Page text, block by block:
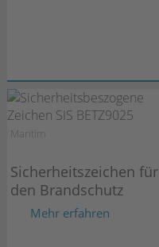
Maritim
Sicherheitszeichen für
den Brandschutz
Mehr erfahren